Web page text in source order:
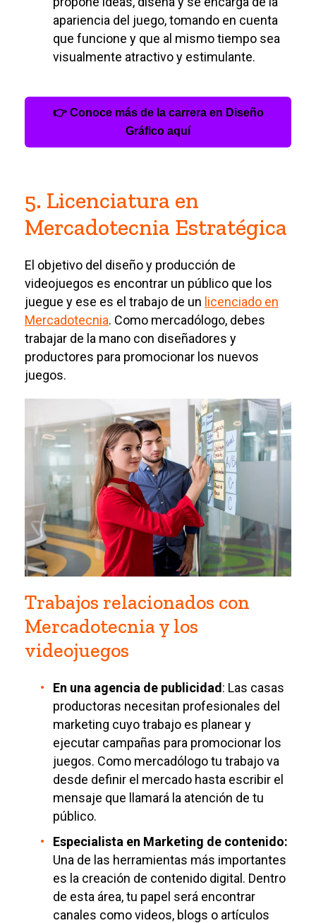
apariencia del juego, tomando en cuenta
que funcione y que al mismo tiempo sea
visualmente atractivo y estimulante.
👉 Conoce más de la carrera en Diseño
Gráfico aquí
5. Licenciatura en
Mercadotecnia Estratégica
El objetivo del diseño y producción de
videojuegos es encontrar un público que los
juegue y ese es el trabajo de un licenciado en
Mercadotecnia. Como mercadólogo, debes
trabajar de la mano con diseñadores y
productores para promocionar los nuevos
juegos.
Trabajos relacionados con
Mercadotecnia y los
videojuegos
En una agencia de publicidad: Las casas
productoras necesitan profesionales del
marketing cuyo trabajo es planear y
ejecutar campañas para promocionar los
juegos. Como mercadólogo tu trabajo va
desde definir el mercado hasta escribir el
mensaje que llamará la atención de tu
público.
Especialista en Marketing de contenido:
Una de las herramientas más importantes
es la creación de contenido digital. Dentro
de esta área, tu papel será encontrar
canales como videos, blogs o artículos